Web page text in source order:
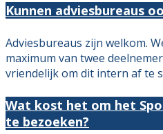
Kunnen adviesbureaus
Adviesbureaus zijn welkom.
maximum van twee
vriendelijk om dit intern af te
Wat kost het om het
te bezoeken?